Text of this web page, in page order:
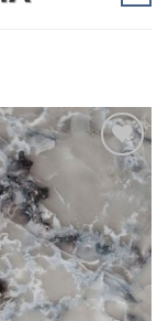
Add to
wishlist